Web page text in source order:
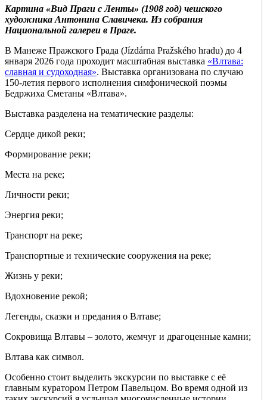
Картина «Вид Праги с Ленты» (1908 год) чешского
художника Антонина Славичека. Из собрания
Национальной галереи в Праге.
В Манеже Пражского Града (Jízdárna Pražského hradu) до 4
января 2026 года проходит масштабная выставка «Влтава:
славная и судоходная». Выставка организована по случаю
150-летия первого исполнения симфонической поэмы
Бедржиха Сметаны «Влтава».
Выставка разделена на тематические разделы:
Сердце дикой реки;
Формирование реки;
Места на реке;
Личности реки;
Энергия реки;
Транспорт на реке;
Транспортные и технические сооружения на реке;
Жизнь у реки;
Вдохновение рекой;
Легенды, сказки и предания о Влтаве;
Сокровища Влтавы – золото, жемчуг и драгоценные камни;
Влтава как символ.
Особенно стоит выделить экскурсии по выставке с её
главным куратором Петром Павельцом. Во время одной из